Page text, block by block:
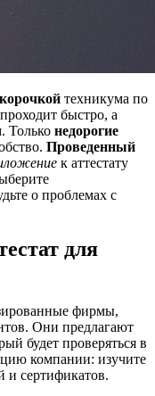
корочкой техникума по
быстро, а
Только недорогие
Проведенный
к аттестату
о проблемах с
для
фирмы,
Они предлагают
будет проверяться в
компании: изучите
и сертификатов.